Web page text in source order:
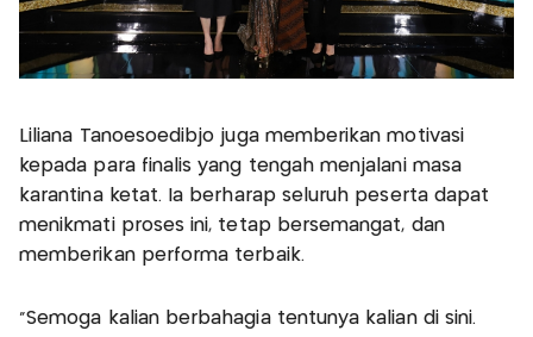
Liliana Tanoesoedibjo juga memberikan motivasi
kepada para finalis yang tengah menjalani masa
karantina ketat. Ia berharap seluruh peserta dapat
menikmati proses ini, tetap bersemangat, dan
memberikan performa terbaik.
”Semoga kalian berbahagia tentunya kalian di sini.